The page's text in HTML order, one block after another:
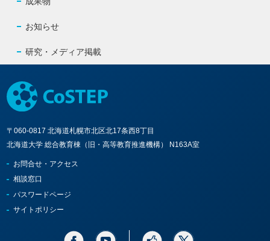
お知らせ
研究・メディア掲載
〒060-0817 北海道札幌市北区北17条西8丁目
北海道大学 総合教育棟（旧・高等教育推進機構） N163A室
お問合せ・アクセス
相談窓口
パスワードページ
サイトポリシー